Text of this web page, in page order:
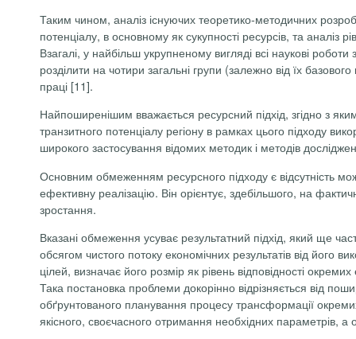
Таким чином, аналіз існуючихтеоретико-методичних
потенціалу, в основному як сукупності ресурсів, та аналіз
Взагалі, у найбільш укрупненому вигляді всі наукові
розділити на чотири загальні групи (залежно від їх
праці [11].
Найпоширенішим вважається ресурсний підхід, згідно з
транзитного потенціалу регіону в рамках цього підходу
широкого застосування відомих методик і методів
Основним обмеженням ресурсного підходу є відсутність
ефективну реалізацію. Він орієнтує, здебільшого, на
зростання.
Вказані обмеження усуває результатний підхід, який ще
обсягом чистого потоку економічних результатів від
цілей, визначає його розмір як рівень відповідності
Така постановка проблеми докорінно відрізняється від
обґрунтованого планування процесу трансформації
якісного, своєчасного отримання необхідних параметрів,